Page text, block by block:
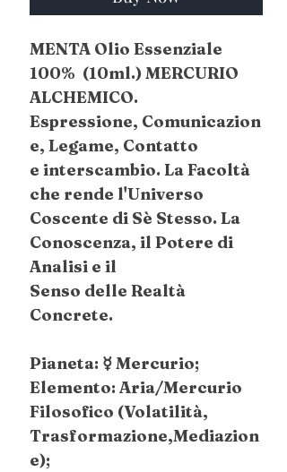
MENTA Olio Essenziale
100% (10ml.) MERCURIO
ALCHEMICO.
Espressione, Comunicazion
e, Legame, Contatto
e interscambio. La Facoltà
che rende l'Universo
Coscente di Sè Stesso. La
Conoscenza, il Potere di
Analisi e il
Senso delle Realtà
Concrete.
Pianeta: ☿ Mercurio;
Elemento: Aria/Mercurio
Filosofico (Volatilità,
Trasformazione,Mediazion
e);